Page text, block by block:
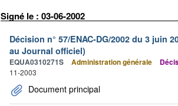
Signé le : 03-06-2002
Décision n° 57/ENAC-DG/2002 du 3
au Journal officiel)
EQUA0310271S Administration générale
11-2003
Document principal